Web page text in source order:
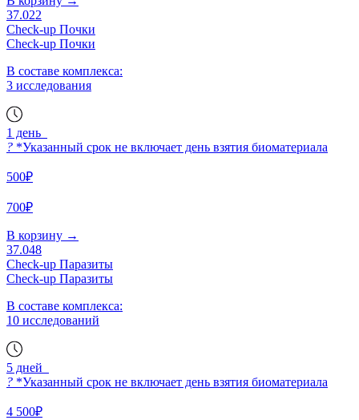
37.022
Check-up Почки
Check-up Почки
В составе комплекса:
3 исследования
1 день
? *Указанный срок не включает день взятия биоматериала
500₽
700₽
В корзину →
37.048
Check-up Паразиты
Check-up Паразиты
В составе комплекса:
10 исследований
5 дней
? *Указанный срок не включает день взятия биоматериала
4 500₽